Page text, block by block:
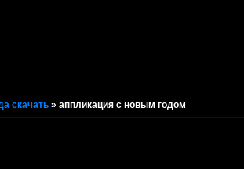
скачать »аппликация с новым годом